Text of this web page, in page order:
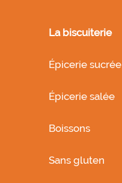
La biscuiterie
Épicerie sucrée
Épicerie salée
Boissons
Sans gluten